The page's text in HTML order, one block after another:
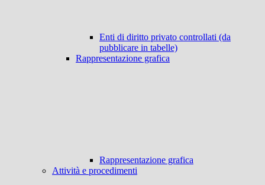
Enti di diritto privato controllati (da
pubblicare in tabelle)
Rappresentazione grafica
Rappresentazione grafica
Attività e procedimenti